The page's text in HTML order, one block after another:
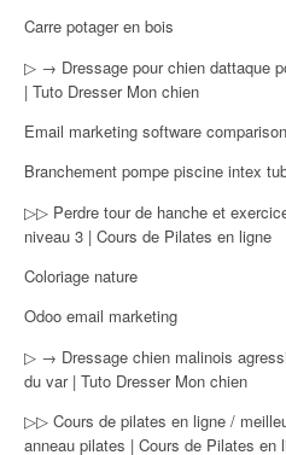
Carre potager en bois
▷ → Dressage pour chien dattaque
| Tuto Dresser Mon chien
Email marketing software comparison
Branchement pompe piscine intex
▷▷ Perdre tour de hanche et
niveau 3 | Cours de Pilates en ligne
Coloriage nature
Odoo email marketing
▷ → Dressage chien malinois
du var | Tuto Dresser Mon chien
▷▷ Cours de pilates en ligne /
anneau pilates | Cours de Pilates en